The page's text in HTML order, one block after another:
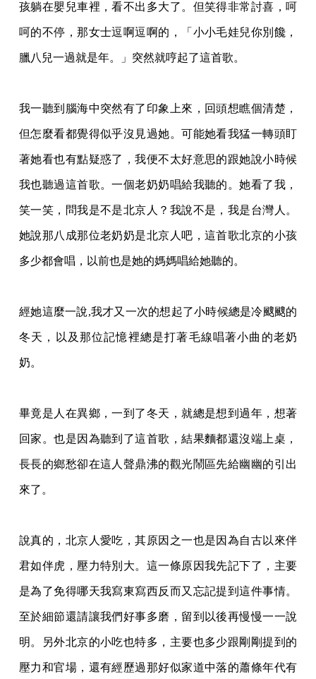
孩躺在嬰兒車裡，看不出多大了。但笑得非常討喜，呵
呵的不停，那女士逗啊逗啊的，「小小毛娃兒你別饞，
臘八兒一過就是年。」突然就哼起了這首歌。
我一聽到腦海中突然有了印象上來，回頭想瞧個清楚，
但怎麼看都覺得似乎沒見過她。可能她看我猛一轉頭盯
著她看也有點疑惑了，我便不太好意思的跟她說小時候
我也聽過這首歌。一個老奶奶唱給我聽的。她看了我，
笑一笑，問我是不是北京人？我說不是，我是台灣人。
她說那八成那位老奶奶是北京人吧，這首歌北京的小孩
多少都會唱，以前也是她的媽媽唱給她聽的。
經她這麼一說,我才又一次的想起了小時候總是冷颼颼的
冬天，以及那位記憶裡總是打著毛線唱著小曲的老奶
奶。
畢竟是人在異鄉，一到了冬天，就總是想到過年，想著
回家。也是因為聽到了這首歌，結果麵都還沒端上桌，
長長的鄉愁卻在這人聲鼎沸的觀光鬧區先給幽幽的引出
來了。
說真的，北京人愛吃，其原因之一也是因為自古以來伴
君如伴虎，壓力特別大。這一條原因我先記下了，主要
是為了免得哪天我寫東寫西反而又忘記提到這件事情。
至於細節還請讓我們好事多磨，留到以後再慢慢一一說
明。另外北京的小吃也特多，主要也多少跟剛剛提到的
壓力和官場，還有經歷過那好似家道中落的蕭條年代有